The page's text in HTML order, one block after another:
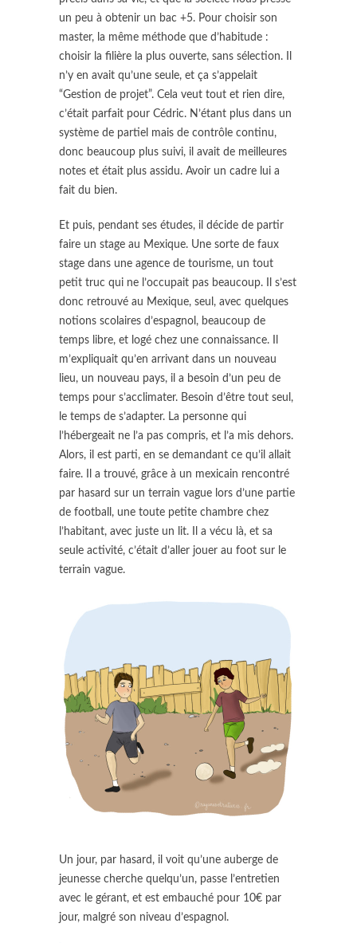
un peu à obtenir un bac +5. Pour choisir son
master, la même méthode que d’habitude :
choisir la filière la plus ouverte, sans sélection. Il
n’y en avait qu’une seule, et ça s’appelait
“Gestion de projet”. Cela veut tout et rien dire,
c’était parfait pour Cédric. N’étant plus dans un
système de partiel mais de contrôle continu,
donc beaucoup plus suivi, il avait de meilleures
notes et était plus assidu. Avoir un cadre lui a
fait du bien.
Et puis, pendant ses études, il décide de partir
faire un stage au Mexique. Une sorte de faux
stage dans une agence de tourisme, un tout
petit truc qui ne l’occupait pas beaucoup. Il s’est
donc retrouvé au Mexique, seul, avec quelques
notions scolaires d’espagnol, beaucoup de
temps libre, et logé chez une connaissance. Il
m’expliquait qu’en arrivant dans un nouveau
lieu, un nouveau pays, il a besoin d’un peu de
temps pour s’acclimater. Besoin d’être tout seul,
le temps de s’adapter. La personne qui
l’hébergeait ne l’a pas compris, et l’a mis dehors.
Alors, il est parti, en se demandant ce qu’il allait
faire. Il a trouvé, grâce à un mexicain rencontré
par hasard sur un terrain vague lors d’une partie
de football, une toute petite chambre chez
l’habitant, avec juste un lit. Il a vécu là, et sa
seule activité, c’était d’aller jouer au foot sur le
terrain vague.
Un jour, par hasard, il voit qu’une auberge de
jeunesse cherche quelqu’un, passe l’entretien
avec le gérant, et est embauché pour 10€ par
jour, malgré son niveau d’espagnol.